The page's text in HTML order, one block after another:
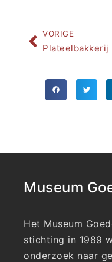
VORIGE
Museum
Het Museum
stichting in 1989
onderzoek naar